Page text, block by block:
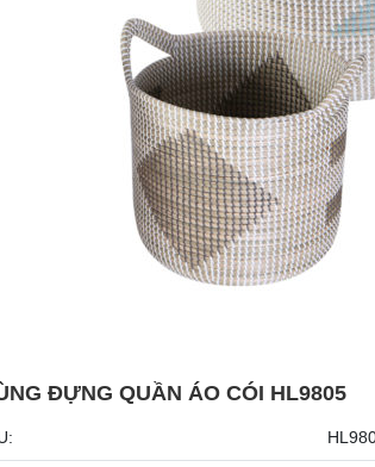
ĐỰNG QUẦN ÁO CÓI HL9805